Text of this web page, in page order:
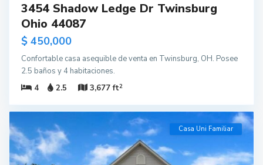
3454 Shadow Ledge Dr Twinsburg
Ohio 44087
$ 450,000
Confortable casa asequible de venta en Twinsburg, OH. Posee
2.5 baños y 4 habitaciones.
4
2.5 3,677 ft2
Casa Uni Familiar